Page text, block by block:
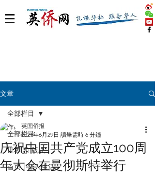
文章
全部栏目
世界 🌎 版块
首页丨华人生活
全部栏目
庆祝中国共产党成立100周
年大会在曼彻斯特举行
英国侨报
2021年6月29日 讀畢需時 6 分鐘